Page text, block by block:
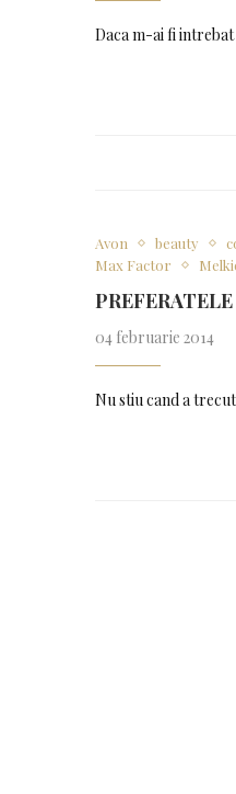
Daca m-ai fi
Avon beauty
Max Factor
04 februarie 2014
Nu stiu cand a